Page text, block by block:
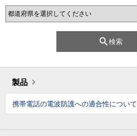
検索
製品
携帯電話の電波防護への適合性について